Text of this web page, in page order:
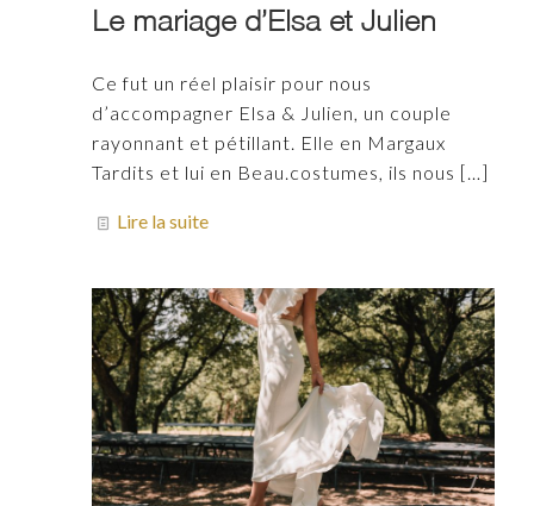
Le mariage d’Elsa et Julien
Ce fut un réel plaisir pour nous
d’accompagner Elsa & Julien, un couple
rayonnant et pétillant. Elle en Margaux
Tardits et lui en Beau.costumes, ils nous […]
Lire la suite